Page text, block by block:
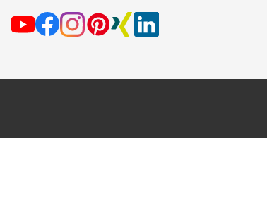
innerhalb Deutschlands